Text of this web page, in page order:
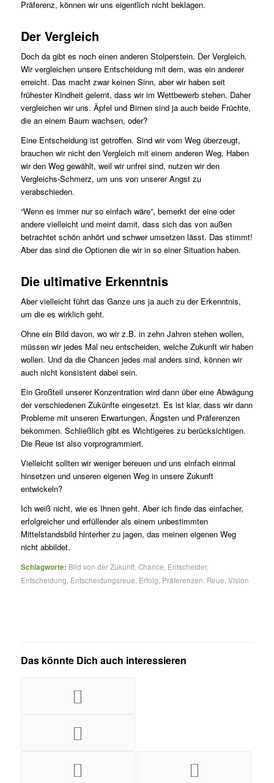
Präferenz, können wir uns eigentlich nicht beklagen.
Der Vergleich
Doch da gibt es noch einen anderen Stolperstein. Der Vergleich.
Wir vergleichen unsere Entscheidung mit dem, was ein anderer
erreicht. Das macht zwar keinen Sinn, aber wir haben seit
frühester Kindheit gelernt, dass wir im Wettbewerb stehen. Daher
vergleichen wir uns. Äpfel und Birnen sind ja auch beide Früchte,
die an einem Baum wachsen, oder?
Eine Entscheidung ist getroffen. Sind wir vom Weg überzeugt,
brauchen wir nicht den Vergleich mit einem anderen Weg. Haben
wir den Weg gewählt, weil wir unfrei sind, nutzen wir den
Vergleichs-Schmerz, um uns von unserer Angst zu
verabschieden.
“Wenn es immer nur so einfach wäre”, bemerkt der eine oder
andere vielleicht und meint damit, dass sich das von außen
betrachtet schön anhört und schwer umsetzen lässt. Das stimmt!
Aber das sind die Optionen die wir in so einer Situation haben.
Die ultimative Erkenntnis
Aber vielleicht führt das Ganze uns ja auch zu der Erkenntnis,
um die es wirklich geht.
Ohne ein Bild davon, wo wir z.B. in zehn Jahren stehen wollen,
müssen wir jedes Mal neu entscheiden, welche Zukunft wir haben
wollen. Und da die Chancen jedes mal anders sind, können wir
auch nicht konsistent dabei sein.
Ein Großteil unserer Konzentration wird dann über eine Abwägung
der verschiedenen Zukünfte eingesetzt. Es ist klar, dass wir dann
Probleme mit unseren Erwartungen, Ängsten und Präferenzen
bekommen. Schließlich gibt es Wichtigeres zu berücksichtigen.
Die Reue ist also vorprogrammiert.
Vielleicht sollten wir weniger bereuen und uns einfach einmal
hinsetzen und unseren eigenen Weg in unsere Zukunft
entwickeln?
Ich weiß nicht, wie es Ihnen geht. Aber ich finde das einfacher,
erfolgreicher und erfüllender als einem unbestimmten
Mittelstandsbild hinterher zu jagen, das meinen eigenen Weg
nicht abbildet.
Schlagworte: Bild von der Zukunft,Chance, Entscheider,
Entscheidung, Entscheidungsreue, Erfolg, Präferenzen, Reue,Vision
Das könnte Dich auch interessieren